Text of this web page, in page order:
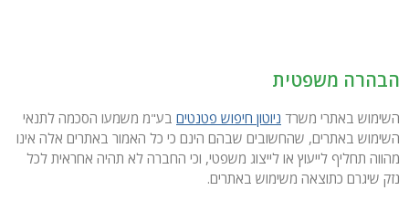
הבהרה משפטית
השימוש באתרי משרד ניוטון חיפוש פטנטים בע"מ משמעו הסכמה לתנאי
השימוש באתרים, שהחשובים שבהם הינם כי כל האמור באתרים אלה אינו
מהווה תחליף לייעוץ או לייצוג משפטי, וכי החברה לא תהיה אחראית לכל
נזק שיגרם כתוצאה משימוש באתרים.